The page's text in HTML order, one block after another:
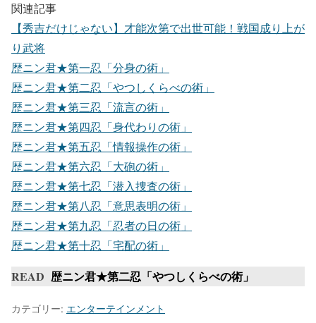
関連記事
【秀吉だけじゃない】才能次第で出世可能！戦国成り上が
り武将
歴ニン君★第一忍「分身の術」
歴ニン君★第二忍「やつしくらべの術」
歴ニン君★第三忍「流言の術」
歴ニン君★第四忍「身代わりの術」
歴ニン君★第五忍「情報操作の術」
歴ニン君★第六忍「大砲の術」
歴ニン君★第七忍「潜入捜査の術」
歴ニン君★第八忍「意思表明の術」
歴ニン君★第九忍「忍者の日の術」
歴ニン君★第十忍「宅配の術」
READ 歴ニン君★第二忍「やつしくらべの術」
カテゴリー: エンターテインメント